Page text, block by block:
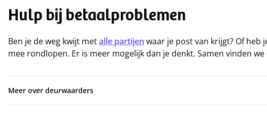
Hulp bij betaalproblemen
Ben je de weg kwijt metalle partijen waar je post van krijgt? Of heb
mee rondlopen. Er is meer mogelijk dan je denkt. Samen vinden
Meer over deurwaarders